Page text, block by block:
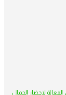
لإحضار الجمال